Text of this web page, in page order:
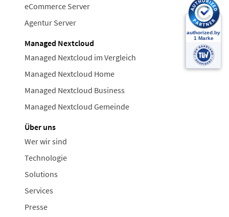
eCommerce Server
Agentur Server
Managed Nextcloud
Managed Nextcloud im Vergleich
Managed Nextcloud Home
Managed Nextcloud Business
Managed Nextcloud Gemeinde
Über uns
Wer wir sind
Technologie
Solutions
Services
Presse